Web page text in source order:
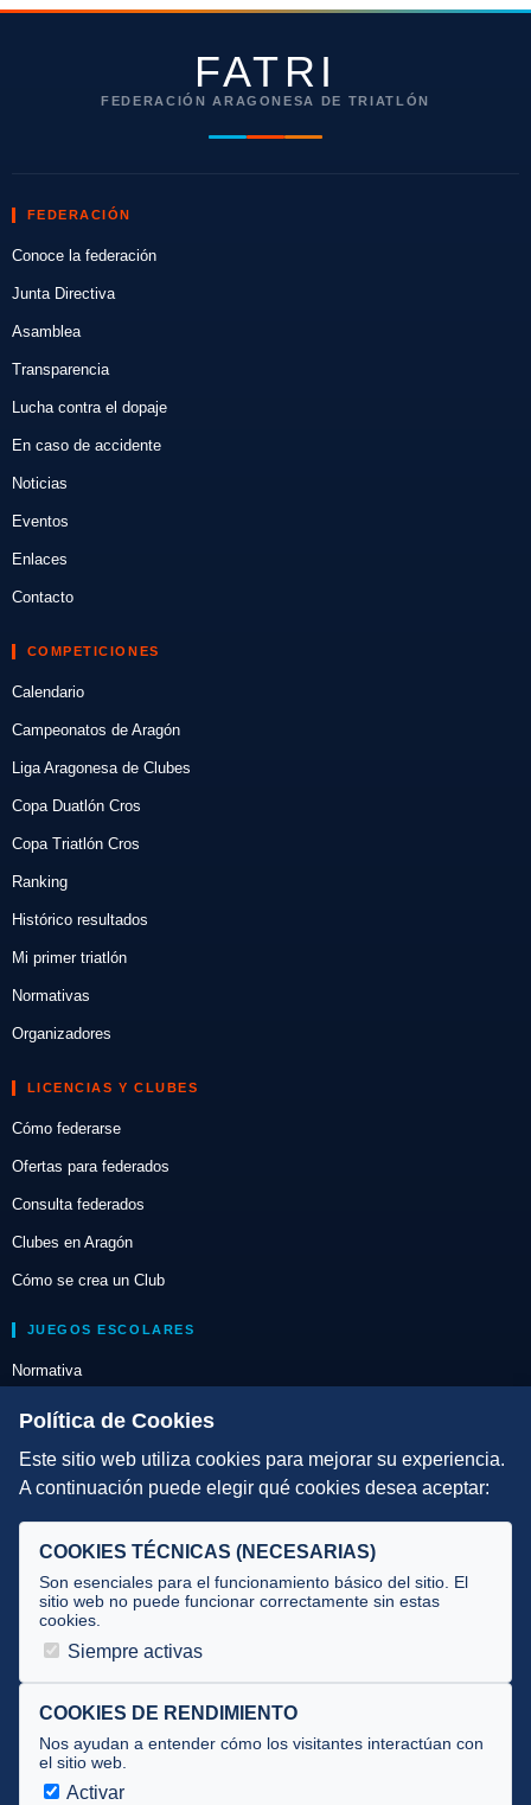
FATRI
FEDERACIÓN ARAGONESA DE TRIATLÓN
FEDERACIÓN
Conoce la federación
Junta Directiva
Asamblea
Transparencia
Lucha contra el dopaje
En caso de accidente
Noticias
Eventos
Enlaces
Contacto
COMPETICIONES
Calendario
Campeonatos de Aragón
Liga Aragonesa de Clubes
Copa Duatlón Cros
Copa Triatlón Cros
Ranking
Histórico resultados
Mi primer triatlón
Normativas
Organizadores
LICENCIAS Y CLUBES
Cómo federarse
Ofertas para federados
Consulta federados
Clubes en Aragón
Cómo se crea un Club
JUEGOS ESCOLARES
Normativa
Escuelas de Triatlón
DIRECCIÓN TÉCNICA
Selecciones
Tecnificación
JUECES Y OFICIALES
Documentos
Cursos
Circulares oficiales
Política de Cookies
Este sitio web utiliza cookies para mejorar su experiencia.
A continuación puede elegir qué cookies desea aceptar:
COOKIES TÉCNICAS (NECESARIAS)
Son esenciales para el funcionamiento básico del sitio. El
sitio web no puede funcionar correctamente sin estas
cookies.
Siempre activas
COOKIES DE RENDIMIENTO
Nos ayudan a entender cómo los visitantes interactúan con
el sitio web.
Activar